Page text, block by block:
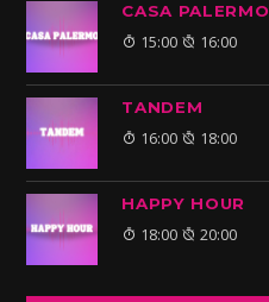
CASA PALERMO
15:00 16:00
TANDEM
16:00 18:00
HAPPY HOUR
18:00 20:00